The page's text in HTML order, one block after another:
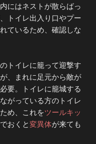
にはネストが散らばっ
トイレ出入り口やプー
ているため、確認しな
トイレに籠って迎撃す
、まれに足元から敵が
要。トイレに籠城する
がっている方のトイレ
め、これをツールキッ
おくと変異体が来ても